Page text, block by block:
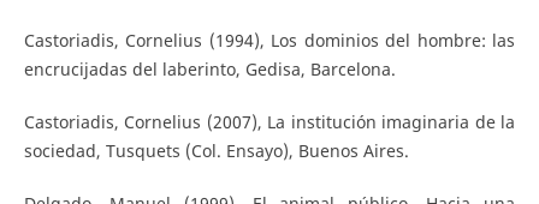
Castoriadis, Cornelius (1994), Los dominios del hombre: las
encrucijadas del laberinto, Gedisa, Barcelona.
Castoriadis, Cornelius (2007), La institución imaginaria de la
sociedad, Tusquets (Col. Ensayo), Buenos Aires.